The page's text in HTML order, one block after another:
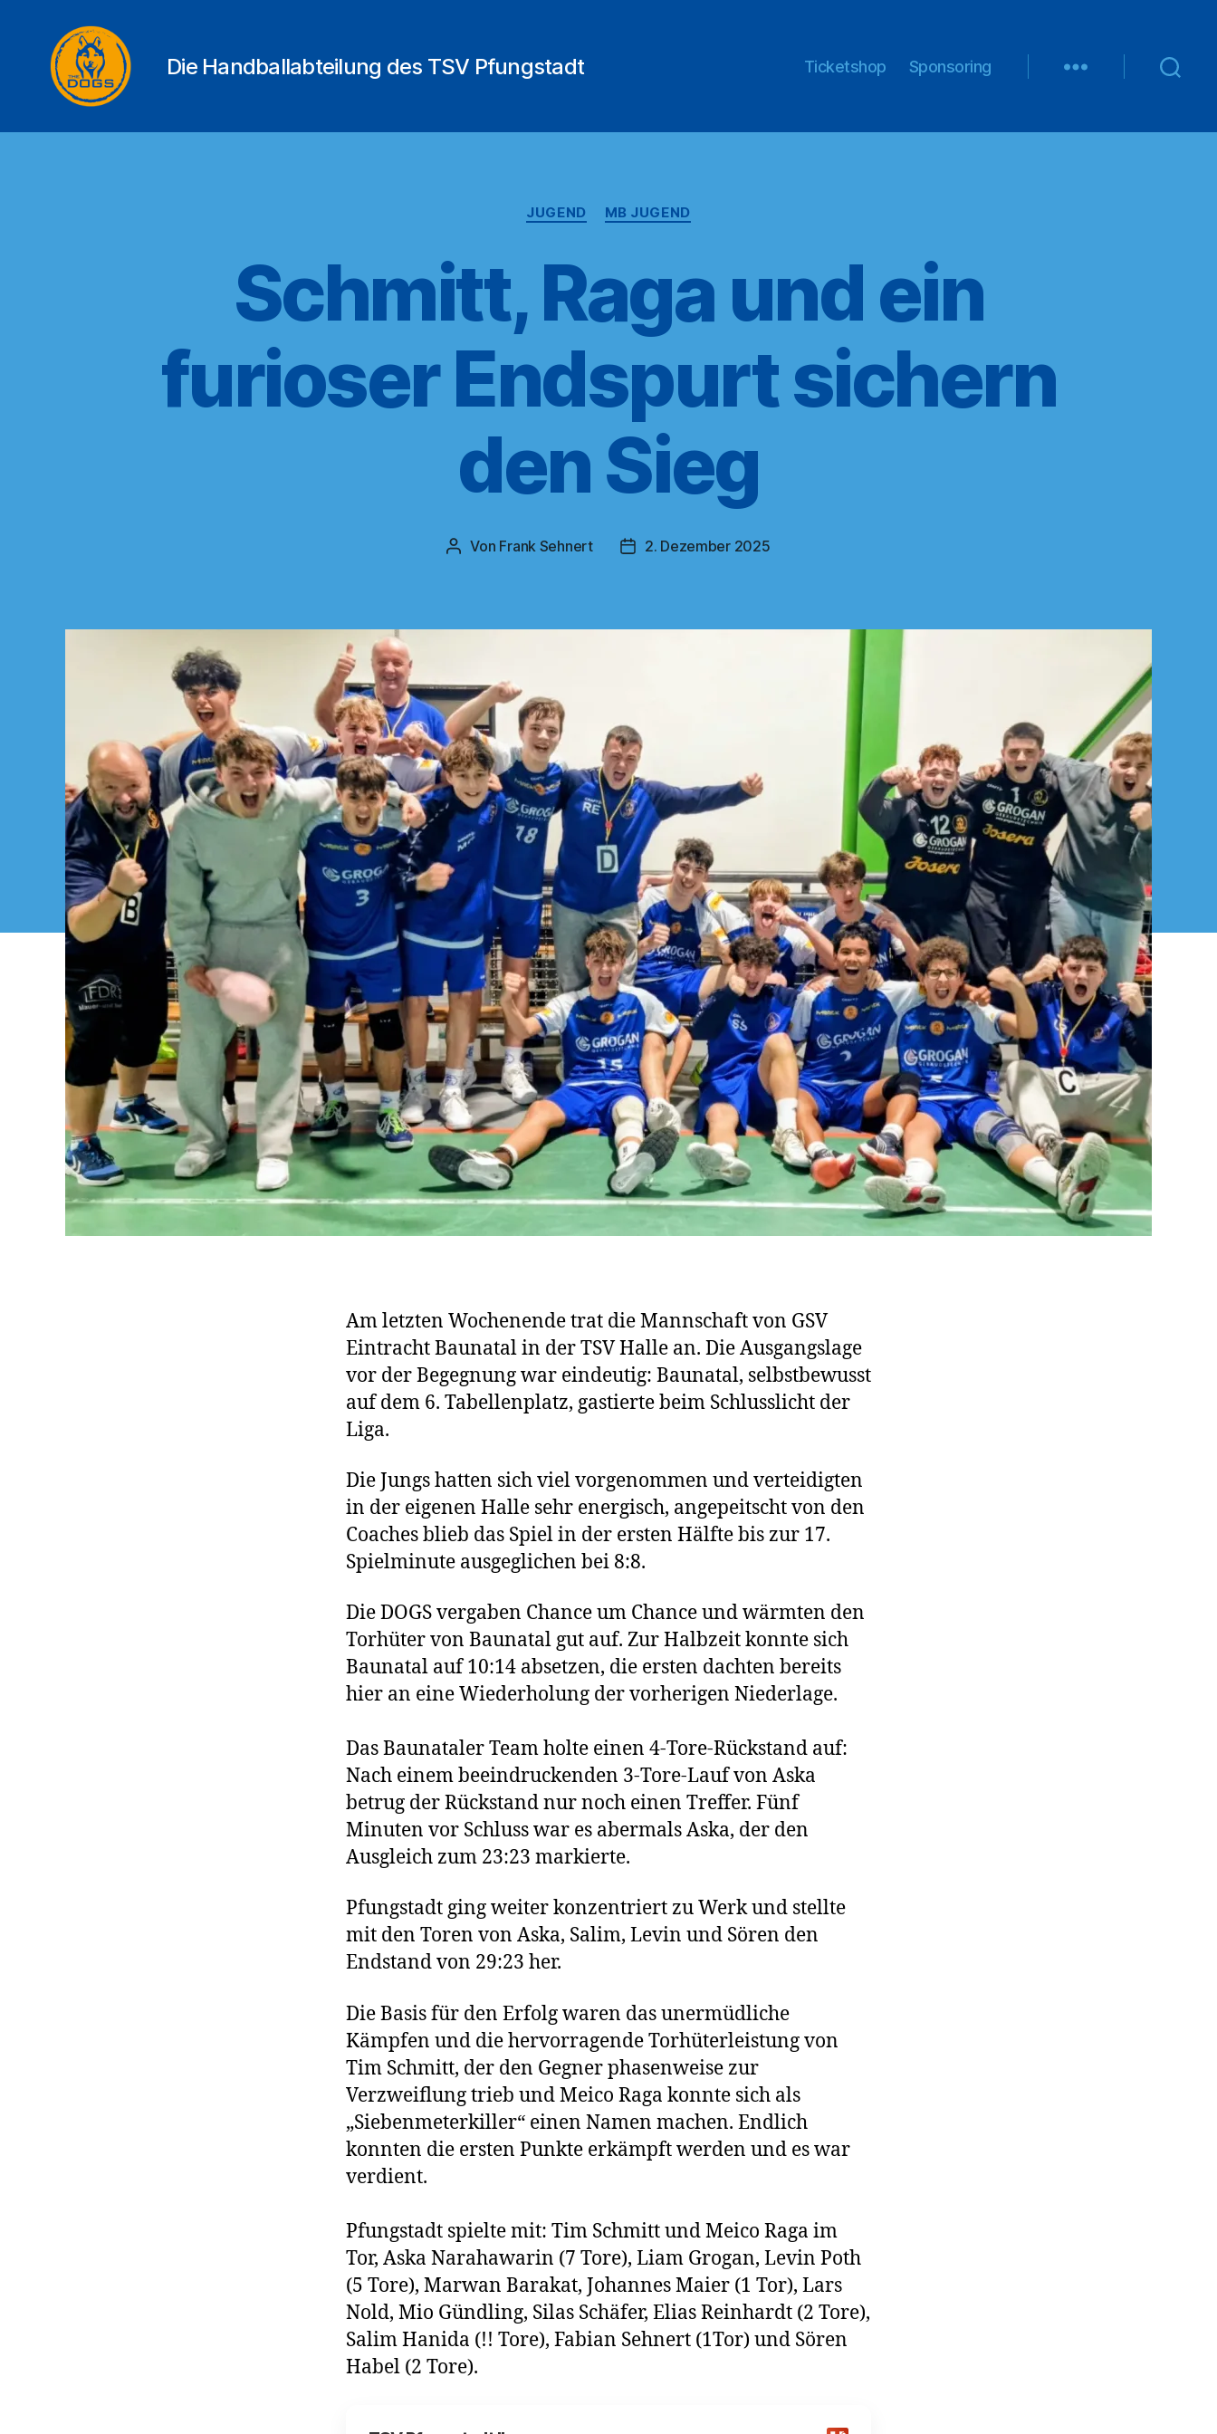
DOGS
Die Handballabteilung des TSV Pfungstadt Ticketshop Sponsoring
Kategorien
JUGEND MB JUGEND
Schmitt, Raga und ein
furioser Endspurt sichern
den Sieg
Beitragsautor
Von Frank Sehnert Veröffentlichungsdatum
2. Dezember 2025
Am letzten Wochenende trat die Mannschaft von GSV
Eintracht Baunatal in der TSV Halle an. Die Ausgangslage
vor der Begegnung war eindeutig: Baunatal, selbstbewusst
auf dem 6. Tabellenplatz, gastierte beim Schlusslicht der
Liga.
Die Jungs hatten sich viel vorgenommen und verteidigten
in der eigenen Halle sehr energisch, angepeitscht von den
Coaches blieb das Spiel in der ersten Hälfte bis zur 17.
Spielminute ausgeglichen bei 8:8.
Die DOGS vergaben Chance um Chance und wärmten den
Torhüter von Baunatal gut auf. Zur Halbzeit konnte sich
Baunatal auf 10:14 absetzen, die ersten dachten bereits
hier an eine Wiederholung der vorherigen Niederlage.
Das Baunataler Team holte einen 4-Tore-Rückstand auf:
Nach einem beeindruckenden 3-Tore-Lauf von Aska
betrug der Rückstand nur noch einen Treffer. Fünf
Minuten vor Schluss war es abermals Aska, der den
Ausgleich zum 23:23 markierte.
Pfungstadt ging weiter konzentriert zu Werk und stellte
mit den Toren von Aska, Salim, Levin und Sören den
Endstand von 29:23 her.
Die Basis für den Erfolg waren das unermüdliche
Kämpfen und die hervorragende Torhüterleistung von
Tim Schmitt, der den Gegner phasenweise zur
Verzweiflung trieb und Meico Raga konnte sich als
„Siebenmeterkiller“ einen Namen machen. Endlich
konnten die ersten Punkte erkämpft werden und es war
verdient.
Pfungstadt spielte mit: Tim Schmitt und Meico Raga im
Tor, Aska Narahawarin (7 Tore), Liam Grogan, Levin Poth
(5 Tore), Marwan Barakat, Johannes Maier (1 Tor), Lars
Nold, Mio Gündling, Silas Schäfer, Elias Reinhardt (2 Tore),
Salim Hanida (!! Tore), Fabian Sehnert (1Tor) und Sören
Habel (2 Tore).